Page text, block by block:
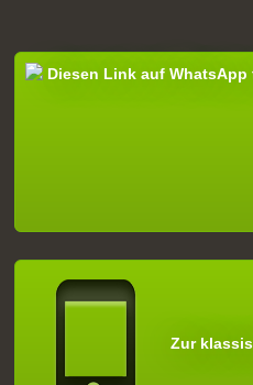
Diesen Link auf WhatsApp
Zur